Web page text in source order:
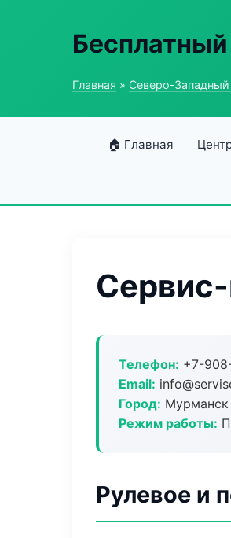
Главная » Северо-
🏠 Главная
Телефон: +7-
Email:
Город: Мурманск
Режим работы:
Рулевое и